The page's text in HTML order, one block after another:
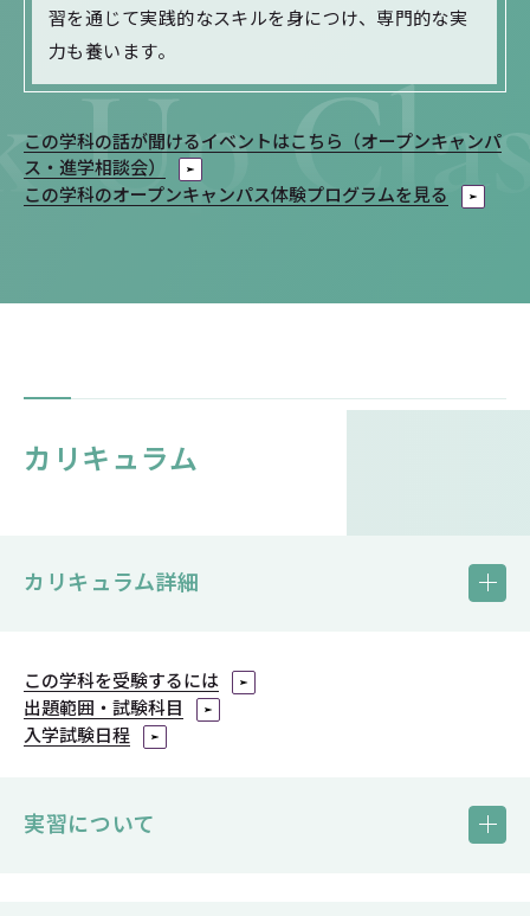
習を通じて実践的なスキルを身につけ、専門的な実
力も養います。
この学科の話が聞けるイベントはこちら（オープンキャンパ
ス・進学相談会）
この学科のオープンキャンパス体験プログラムを見る
カリキュラム
カリキュラム詳細
クリックで拡大画像（PDF）をご覧いただけます。
この学科を受験するには
出題範囲・試験科目
入学試験日程
実習について